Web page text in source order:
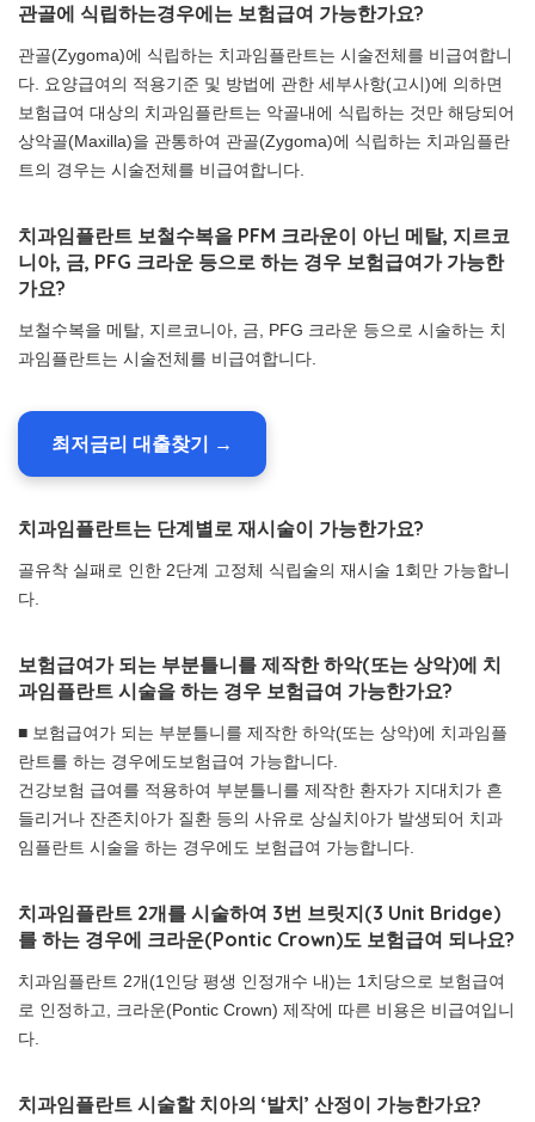
관골에 식립하는경우에는 보험급여 가능한가요?
관골(Zygoma)에 식립하는 치과임플란트는 시술전체를 비급여합니
다. 요양급여의 적용기준 및 방법에 관한 세부사항(고시)에 의하면
보험급여 대상의 치과임플란트는 악골내에 식립하는 것만 해당되어
상악골(Maxilla)을 관통하여 관골(Zygoma)에 식립하는 치과임플란
트의 경우는 시술전체를 비급여합니다.
치과임플란트 보철수복을 PFM 크라운이 아닌 메탈, 지르코
니아, 금, PFG 크라운 등으로 하는 경우 보험급여가 가능한
가요?
보철수복을 메탈, 지르코니아, 금, PFG 크라운 등으로 시술하는 치
과임플란트는 시술전체를 비급여합니다.
최저금리 대출찾기 →
치과임플란트는 단계별로 재시술이 가능한가요?
골유착 실패로 인한 2단계 고정체 식립술의 재시술 1회만 가능합니
다.
보험급여가 되는 부분틀니를 제작한 하악(또는 상악)에 치
과임플란트 시술을 하는 경우 보험급여 가능한가요?
■ 보험급여가 되는 부분틀니를 제작한 하악(또는 상악)에 치과임플
란트를 하는 경우에도보험급여 가능합니다.
건강보험 급여를 적용하여 부분틀니를 제작한 환자가 지대치가 흔
들리거나 잔존치아가 질환 등의 사유로 상실치아가 발생되어 치과
임플란트 시술을 하는 경우에도 보험급여 가능합니다.
치과임플란트 2개를 시술하여 3번 브릿지(3 Unit Bridge)
를 하는 경우에 크라운(Pontic Crown)도 보험급여 되나요?
치과임플란트 2개(1인당 평생 인정개수 내)는 1치당으로 보험급여
로 인정하고, 크라운(Pontic Crown) 제작에 따른 비용은 비급여입니
다.
치과임플란트 시술할 치아의 ‘발치’ 산정이 가능한가요?